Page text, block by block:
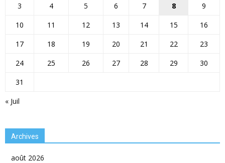
« Juil
3
4 5 6 7 8
9
10
11 12 13 14 15
16
17
18 19 20 21 22
23
24
25 26 27 28 29
30
31
Archives
août 2026